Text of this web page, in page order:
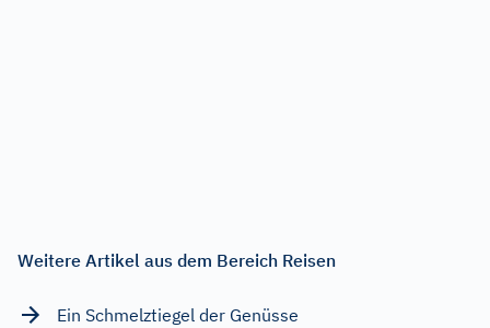
Weitere Artikel aus dem Bereich Reisen
Ein Schmelztiegel der Genüsse